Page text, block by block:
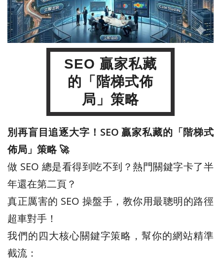
SEO 贏家私藏
的「階梯式佈
局」策略
別再盲目追逐大字！SEO 贏家私藏的「階梯式
佈局」策略 🚀
做 SEO 總是看得到吃不到？熱門關鍵字卡了半
年還在第二頁？
真正厲害的 SEO 操盤手，教你用最聰明的路徑
超車對手！
我們的四大核心關鍵字策略，幫你的網站精準
截流：